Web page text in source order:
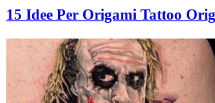
15 Idee Per Origami Tattoo